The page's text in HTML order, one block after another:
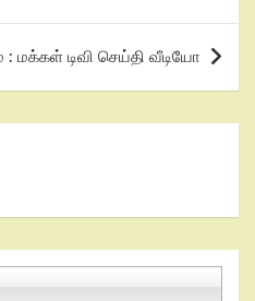
மக்கள் டிவி செய்தி வீடியோ